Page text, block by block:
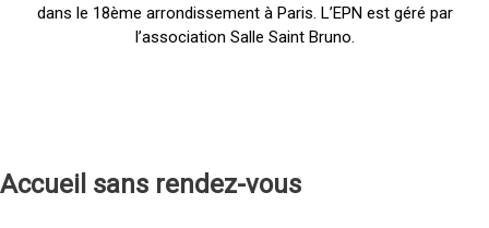
dans le 18ème arrondissement à Paris. L’EPN est géré par
l’association Salle Saint Bruno.
Accueil sans rendez-vous